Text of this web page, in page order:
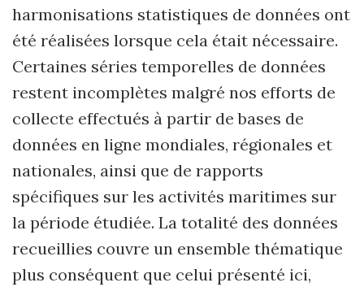
harmonisations statistiques de données ont
été réalisées lorsque cela était nécessaire.
Certaines séries temporelles de données
restent incomplètes malgré nos efforts de
collecte effectués à partir de bases de
données en ligne mondiales, régionales et
nationales, ainsi que de rapports
spécifiques sur les activités maritimes sur
la période étudiée. La totalité des données
recueillies couvre un ensemble thématique
plus conséquent que celui présenté ici,